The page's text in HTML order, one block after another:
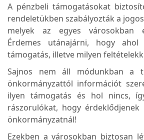
A pénzbeli támogatásokat
rendeletükben szabályozták a
melyek az egyes városokban
Érdemes utánajárni, hogy
támogatás, illetve milyen
Sajnos nem áll módunkban a
önkormányzattól információt
ilyen támogatás és hol nincs,
rászorulókat, hogy érdeklődjenek
önkormányzatnál!
Ezekben a városokban biztosan